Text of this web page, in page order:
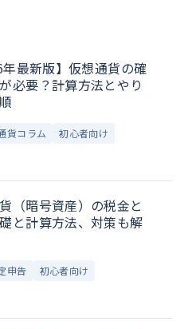
年最新版】仮想通貨の確
必要？計算方法とやり
貨コラム
初心者向け
（暗号資産）の税金と
と計算方法、対策も解
申告
初心者向け